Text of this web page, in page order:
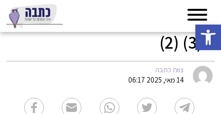
פתח סרגל נגישות
2 (3) (2)
צוות כתבה
14 מאי, 2025 06:17